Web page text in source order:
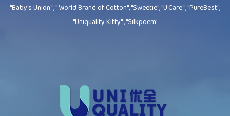
"Baby's Union ", " World Brand of Cotton", "Sweetie", "U·Care ", "PureBest",
"Uniquality Kitty" , "Silkpoem'